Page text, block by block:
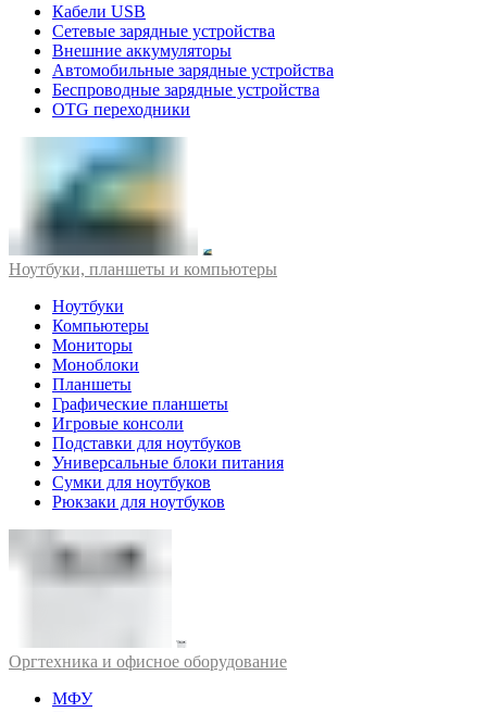
Кабели USB
Сетевые зарядные устройства
Внешние аккумуляторы
Автомобильные зарядные устройства
Беспроводные зарядные устройства
OTG переходники
Ноутбуки, планшеты и компьютеры
Ноутбуки
Компьютеры
Мониторы
Моноблоки
Планшеты
Графические планшеты
Игровые консоли
Подставки для ноутбуков
Универсальные блоки питания
Сумки для ноутбуков
Рюкзаки для ноутбуков
Оргтехника и офисное оборудование
МФУ